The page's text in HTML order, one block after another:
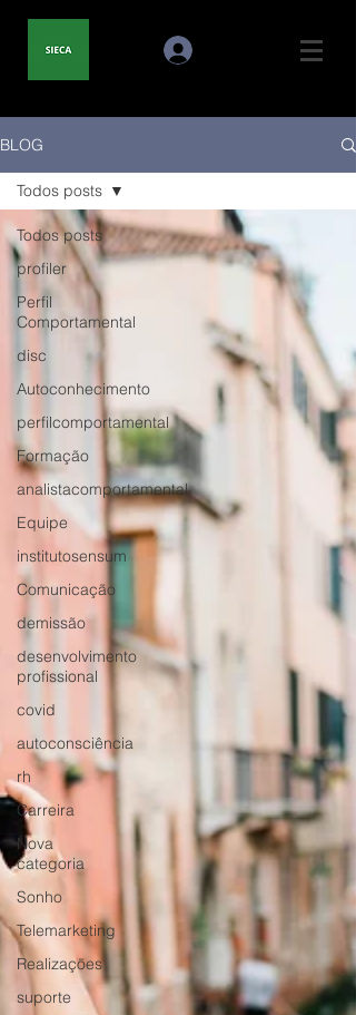
BLOG
Todos posts
profiler
Perfil
Comportamental
disc
Autoconhecimento
perfilcomportamental
Formação
analistacomportamental
Equipe
institutosensum
Comunicação
demissão
desenvolvimento
profissional
covid
autoconsciência
rh
Carreira
Nova
categoria
Sonho
Telemarketing
Realizações
suporte
Todos posts